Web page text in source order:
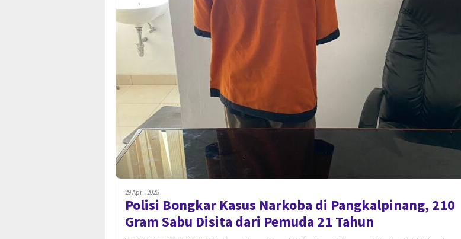
29 April 2026
Polisi Bongkar Kasus Narkoba di Pangkalpinang, 210
Gram Sabu Disita dari Pemuda 21 Tahun